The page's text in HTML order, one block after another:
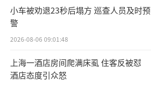
小车被劝退23秒后塌方 巡查人员及时预
警
2026-08-06 09:01:48
上海一酒店房间爬满床虱 住客反被怼
酒店态度引众怒